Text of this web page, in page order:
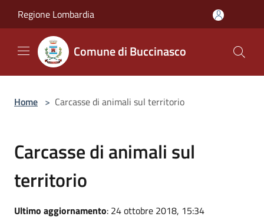
Regione Lombardia
Comune di Buccinasco
Home > Carcasse di animali sul territorio
Carcasse di animali sul
territorio
Ultimo aggiornamento: 24 ottobre 2018, 15:34